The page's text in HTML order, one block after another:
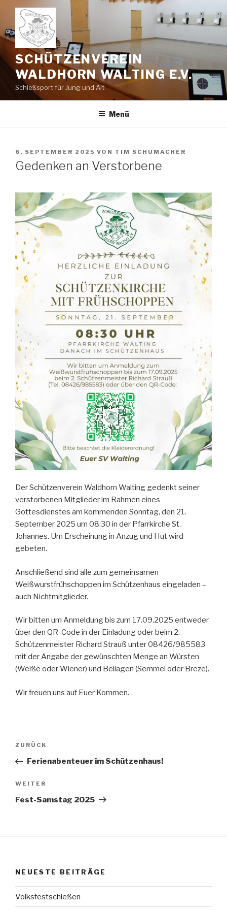
springen
SCHÜTZENVEREIN
WALDHORN WALTING E.V.
Schießsport für Jung und Alt
Menü
VERÖFFENTLICHT
AM
6. SEPTEMBER 2025 VON TIM SCHUMACHER
Gedenken an Verstorbene
Der Schützenverein Waldhorn Walting gedenkt seiner
verstorbenen Mitglieder im Rahmen eines
Gottesdienstes am kommenden Sonntag, den 21.
September 2025 um 08:30 in der Pfarrkirche St.
Johannes. Um Erscheinung in Anzug und Hut wird
gebeten.
Anschließend sind alle zum gemeinsamen
Weißwurstfrühschoppen im Schützenhaus eingeladen –
auch Nichtmitglieder.
Wir bitten um Anmeldung bis zum 17.09.2025 entweder
über den QR-Code in der Einladung oder beim 2.
Schützenmeister Richard Strauß unter 08426/985583
mit der Angabe der gewünschten Menge an Würsten
(Weiße oder Wiener) und Beilagen (Semmel oder Breze).
Wir freuen uns auf Euer Kommen.
Beitragsnavigation
Vorheriger
Beitrag
ZURÜCK
Ferienabenteuer im Schützenhaus!
Nächster
Beitrag
WEITER
Fest-Samstag 2025
NEUESTE BEITRÄGE
Volksfestschießen